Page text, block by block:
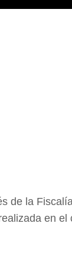
de la
en